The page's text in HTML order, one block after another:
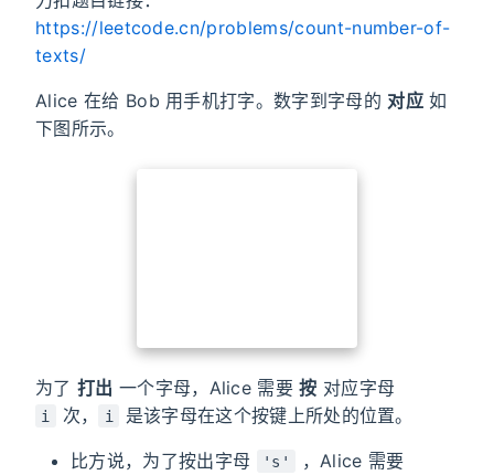
https://leetcode.cn/problems/count-number-of-
texts/
Alice 在给 Bob 用手机打字。数字到字母的 对应如
下图所示。
为了 打出 一个字母，Alice 需要按 对应字母
i 次， i 是该字母在这个按键上所处的位置。
比方说，为了按出字母 's'
，Alice 需要